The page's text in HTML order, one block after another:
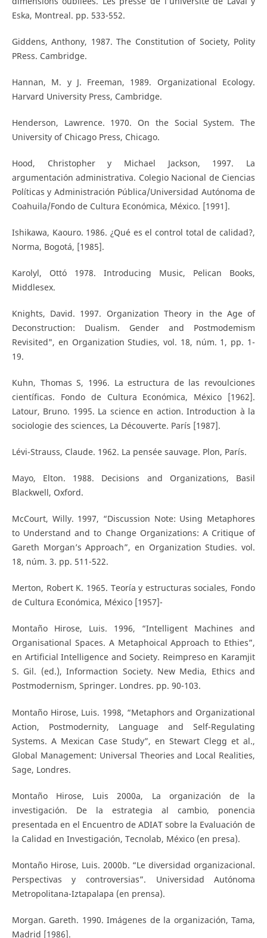
Eska, Montreal. pp. 533-552.
Giddens, Anthony, 1987. The Constitution of Society, Polity
PRess. Cambridge.
Hannan, M. y J. Freeman, 1989. Organizational Ecology.
Harvard University Press, Cambridge.
Henderson, Lawrence. 1970. On the Social System. The
University of Chicago Press, Chicago.
Hood, Christopher y Michael Jackson, 1997. La
argumentación administrativa. Colegio Nacional de Ciencias
Políticas y Administración Pública/Universidad Autónoma de
Coahuila/Fondo de Cultura Económica, México. [1991].
Ishikawa, Kaouro. 1986. ¿Qué es el control total de calidad?,
Norma, Bogotá, [1985].
Karolyl, Ottó 1978. Introducing Music, Pelican Books,
Middlesex.
Knights, David. 1997. Organization Theory in the Age of
Deconstruction: Dualism. Gender and Postmodemism
Revisited", en Organization Studies, vol. 18, núm. 1, pp. 1-
19.
Kuhn, Thomas S, 1996. La estructura de las revoulciones
científicas. Fondo de Cultura Económica, México [1962].
Latour, Bruno. 1995. La science en action. Introduction à la
sociologie des sciences, La Découverte. París [1987].
Lévi-Strauss, Claude. 1962. La pensée sauvage. Plon, París.
Mayo, Elton. 1988. Decisions and Organizations, Basil
Blackwell, Oxford.
McCourt, Willy. 1997, “Discussion Note: Using Metaphores
to Understand and to Change Organizations: A Critique of
Gareth Morgan’s Approach”, en Organization Studies. vol.
18, núm. 3. pp. 511-522.
Merton, Robert K. 1965. Teoría y estructuras sociales, Fondo
de Cultura Económica, México [1957]-
Montaño Hirose, Luis. 1996, “Intelligent Machines and
Organisational Spaces. A Metaphoical Approach to Ethies”,
en Artificial Intelligence and Society. Reimpreso en Karamjit
S. Gil. (ed.), Informaction Society. New Media, Ethics and
Postmodernism, Springer. Londres. pp. 90-103.
Montaño Hirose, Luis. 1998, “Metaphors and Organizational
Action, Postmodernity, Language and Self-Regulating
Systems. A Mexican Case Study”, en Stewart Clegg et al.,
Global Management: Universal Theories and Local Realities,
Sage, Londres.
Montaño Hirose, Luis 2000a, La organización de la
investigación. De la estrategia al cambio, ponencia
presentada en el Encuentro de ADIAT sobre la Evaluación de
la Calidad en Investigación, Tecnolab, México (en presa).
Montaño Hirose, Luis. 2000b. “Le diversidad organizacional.
Perspectivas y controversias”. Universidad Autónoma
Metropolitana-Iztapalapa (en prensa).
Morgan. Gareth. 1990. Imágenes de la organización, Tama,
Madrid [1986].